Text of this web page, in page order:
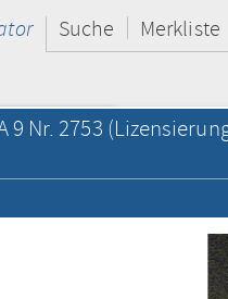
Suche Merkliste
9 Nr. 2753